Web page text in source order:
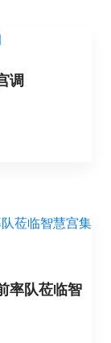
调
率队莅临智